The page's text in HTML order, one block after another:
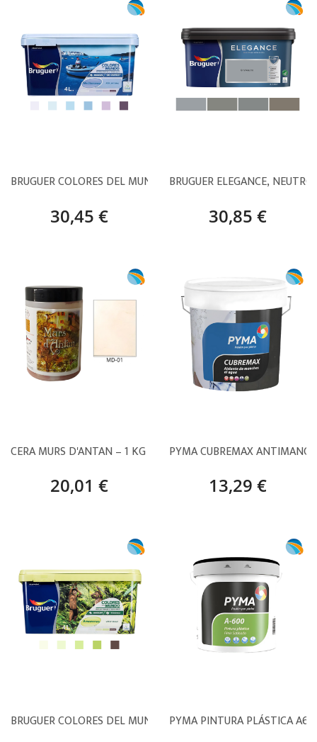
BRUGUER COLORES DEL MUNDO MEDITERRÁNEO
30,45 €
BRUGUER ELEGANCE,
30,85 €
CERA MURS D'ANTAN – 1 KG MD-01
20,01 €
PYMA CUBREMAX
13,29 €
BRUGUER COLORES DEL MUNDO AMAZONASPYMA PINTURA PLÁSTICA